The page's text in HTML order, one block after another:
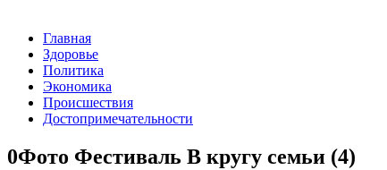
Главная
Здоровье
Политика
Экономика
Происшествия
Достопримечательности
0Фото Фестиваль В кругу семьи (4)